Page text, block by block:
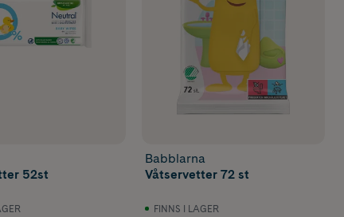
52st
Babblarna
Våtservetter 72 st
FINNS I LAGER